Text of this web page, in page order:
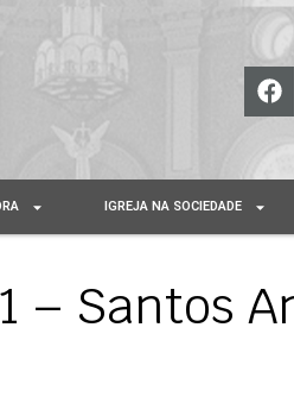
IGREJA NA SOCIEDADE
– Santos